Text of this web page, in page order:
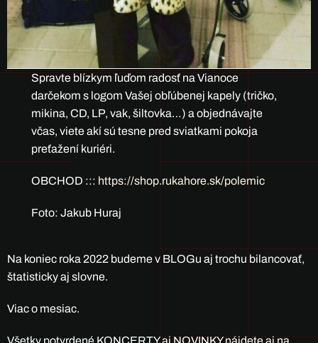
Spravte blízkym ľuďom radosť na Vianoce
darčekom s logom Vašej obľúbenej kapely (tričko,
mikina, CD, LP, vak, šiltovka…) a objednávajte
včas, viete akí sú tesne pred sviatkami pokoja
preťažení kuriéri.
OBCHOD ::: https://shop.rukahore.sk/polemic
Foto: Jakub Huraj
Na koniec roka 2022 budeme v BLOGu aj trochu bilancovať,
štatisticky aj slovne.
Viac o mesiac.
Všetky potvrdené KONCERTY aj NOVINKY nájdete aj na